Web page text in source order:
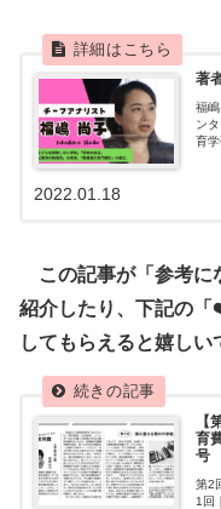
著
福
ン
育
2022.01.18
この記事が「参考に
紹介したり、下記の
してもらえると嬉しい
【
育
号
第2
1回